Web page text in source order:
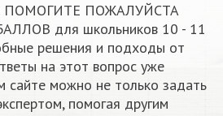
ПОМОГИТЕ ПОЖАЛУЙСТА
для школьников 10 - 11
решения и подходы от
на этот вопрос уже
можно не только задать
помогая другим